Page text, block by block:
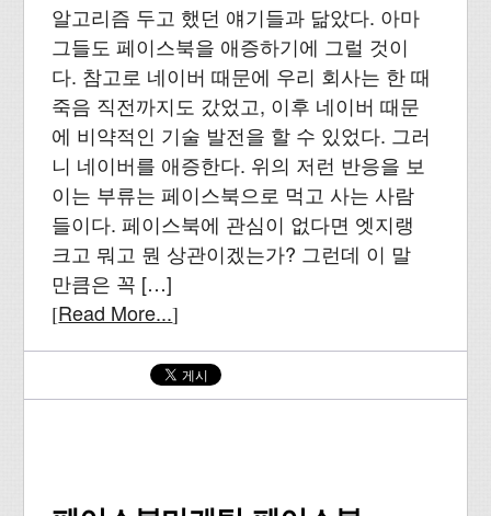
알고리즘 두고 했던 얘기들과 닮았다. 아마
그들도 페이스북을 애증하기에 그럴 것이
다. 참고로 네이버 때문에 우리 회사는 한 때
죽음 직전까지도 갔었고, 이후 네이버 때문
에 비약적인 기술 발전을 할 수 있었다. 그러
니 네이버를 애증한다. 위의 저런 반응을 보
이는 부류는 페이스북으로 먹고 사는 사람
들이다. 페이스북에 관심이 없다면 엣지랭
크고 뭐고 뭔 상관이겠는가? 그런데 이 말
만큼은 꼭 […]
[Read More...]